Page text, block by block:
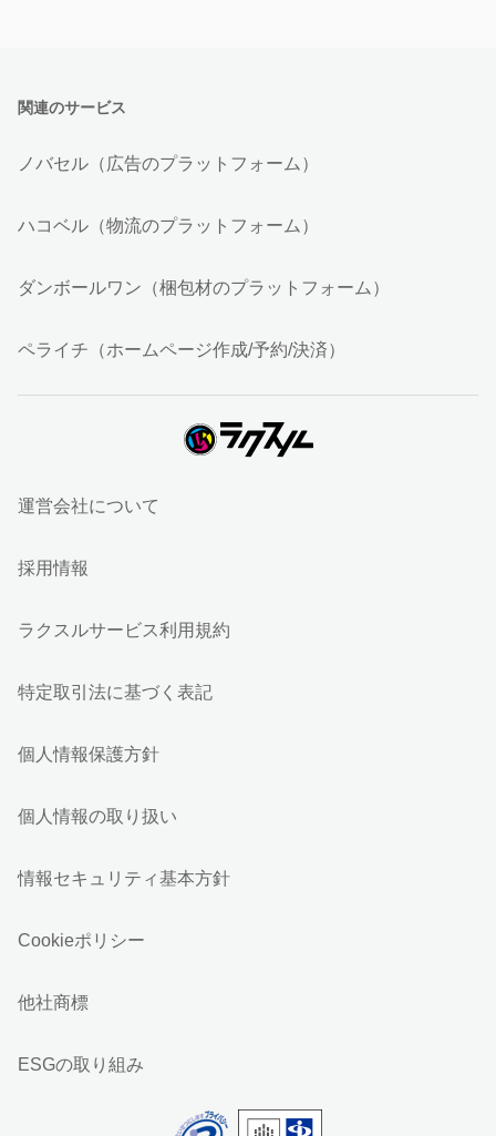
関連のサービス
ノバセル（広告のプラットフォーム）
ハコベル（物流のプラットフォーム）
ダンボールワン（梱包材のプラットフォーム）
ペライチ（ホームページ作成/予約/決済）
運営会社について
採用情報
ラクスルサービス利用規約
特定取引法に基づく表記
個人情報保護方針
個人情報の取り扱い
情報セキュリティ基本方針
Cookieポリシー
他社商標
ESGの取り組み